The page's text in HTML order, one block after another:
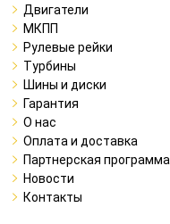
Двигатели
МКПП
Рулевые рейки
Турбины
Шины и диски
Гарантия
О нас
Оплата и доставка
Партнерская программа
Новости
Контакты